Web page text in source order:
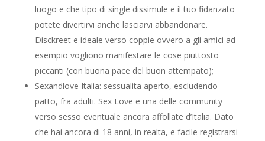
luogo e che tipo di single dissimule e il tuo fidanzato
potete divertirvi anche lasciarvi abbandonare.
Disckreet e ideale verso coppie ovvero a gli amici ad
esempio vogliono manifestare le cose piuttosto
piccanti (con buona pace del buon attempato);
Sexandlove Italia: sessualita aperto, escludendo
patto, fra adulti. Sex Love e una delle community
verso sesso eventuale ancora affollate d’Italia. Dato
che hai ancora di 18 anni, in realta, e facile registrarsi